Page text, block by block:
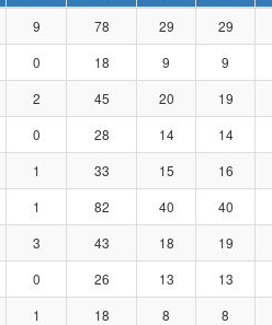
9 78 29 29
0 18 9 9
2 45 20 19
0 28 14 14
1 33 15 16
1 82 40 40
3 43 18 19
0 26 13 13
1 18 8 8